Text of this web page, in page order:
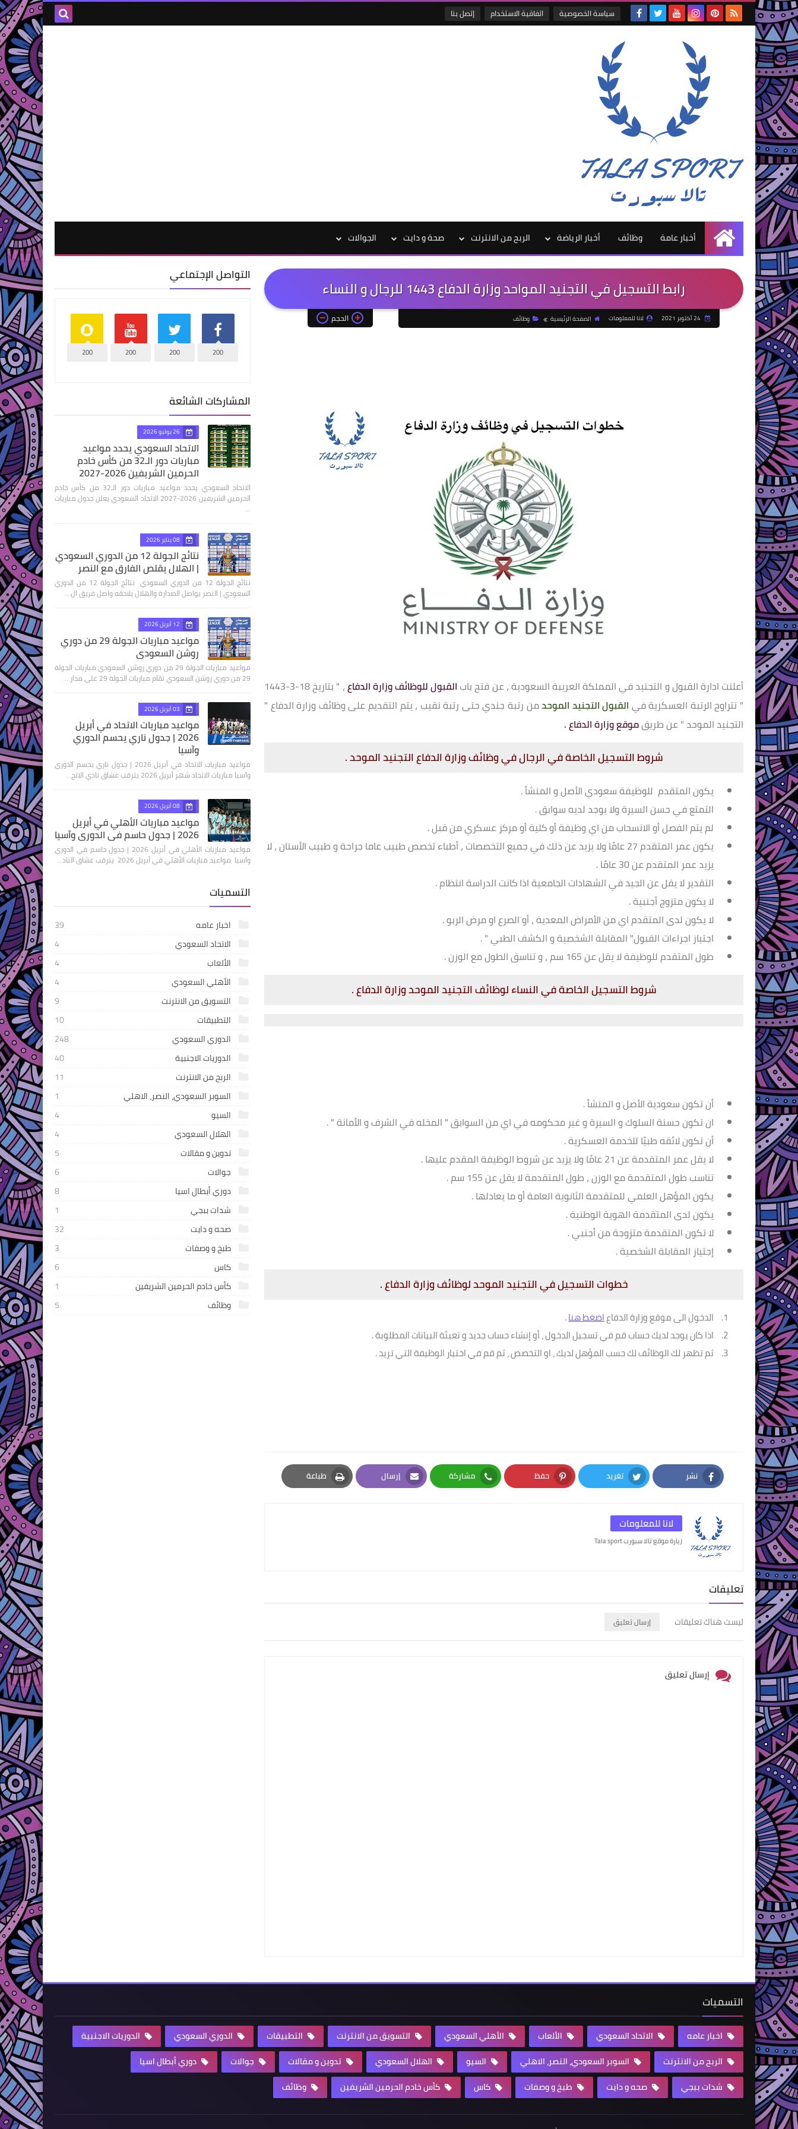
سياسة الخصوصية اتفاقية الاستخدام إتصل بنا
الرئيسية
أخبار عامة وظائف أخبار الرياضة الربح من الانترنت صحة و دايت الجوالات
رابط التسجيل في التجنيد المواحد وزارة الدفاع 1443 للرجال و النساء
24 أكتوبر 2021 لانا للمعلومات الصفحة الرئيسية وظائف الحجم
أعلنت ادارة القبول و التجنيد في المملكة العريبة السعودية ، عن فتح باب القبول للوظائف وزارة الدفاع
، " بتاريخ 18-3-1443
" تتراوح الرتبة العسكرية في القبول التجنيد الموحدمن رتبة جندي حتى رتبة نقيب ، يتم التقديم على وظائف وزارة الدفاع "
التجنيد الموحد " عن طريقموقع وزارة الدفاع .
شروط التسجيل الخاصة في الرجال في وظائف وزارة الدفاع التجنيد الموحد .
يكون المتقدم للوظيفة سعودي الأصل و المنشأ .
التمتع في حسن السيرة ولا يوجد لديه سوابق .
لم يتم الفصل أو الانسحاب من اي وظيفة أو كلية أو مركز عسكري من قبل .
يكون عمر المتقدم 27 عامًا ولا يزيد عن ذلك في جميع التخصصات ، أطباء تخصص طبيب عاما جراحة و طبيب الأسنان ، لا
يزيد عمر المتقدم عن 30 عامًا .
التقدير لا يقل عن الجيد في الشهادات الجامعية اذا كانت الدراسة انتظام .
لا يكون متزوج أجنبية .
لا يكون لدى المتقدم اي من الأمراض المعدية ، أو الصرع او مرض الربو .
اجتياز اجراءات القبول" المقابلة الشخصية و الكشف الطبي " .
طول المتقدم للوظيفة لا يقل عن 165 سم ، و تناسق الطول مع الوزن .
شروط التسجيل الخاصة في النساء لوظائف التجنيد الموحد وزارة الدفاع .
أن تكون سعودية الأصل و المنشأ .
ان تكون حسنة السلوك و السيرة و غير محكومه في اي من السوابق " المخله في الشرف و الأمانة " .
أن تكون لائقه طبيًا للخدمة العسكرية .
لا يقل عمر المتقدمة عن 21 عامًا ولا يزيد عن شروط الوظيفة المقدم عليها .
تناسب طول المتقدمة مع الوزن ، طول المتقدمة لا يقل عن 155 سم .
يكون المؤهل العلمي للمتقدمة الثانوية العامة أو ما يعادلها .
يكون لدى المتقدمة الهوية الوطنية .
لا تكون المتقدمة متزوجة من أجنبي .
إجتياز المقابلة الشخصية .
خطوات التسجيل في التجنيد الموحد لوظائف وزارة الدفاع .
الدخول الى موقع وزارة الدفاعاضغط هنا.
اذا كان يوجد لديك حساب قم في تسجيل الدخول ، أو إنشاء حساب جديد و تعبئة البيانات المطلوبة .
ثم تظهر لك الوظائف لك حسب المؤهل لديك ، او التخصص ، ثم قم في اختيار الوظيفة التي تريد .
نشر
Facebook
تغريد
Twitter
حفظ
Pinterest
مشاركة
Whatsapp
إرسال
Email
طباعة
Print
لانا للمعلومات
زيارة موقع تالا سبورت Tala sport
تعليقات
ليست هناك تعليقات إرسال تعليق
إرسال تعليق
التواصل الإجتماعي
200
200
200
200
المشاركات الشائعة
26 يوليو 2026
الاتحاد السعودي يحدد مواعيد
مباريات دور الـ32 من كأس خادم
الحرمين الشريفين 2026-2027
الاتحاد السعودي يحدد مواعيد مباريات دور الـ32 من كأس خادم
الحرمين الشريفين 2026-2027 الاتحاد السعودي يعلن جدول مباريات
…
08 يناير 2026
نتائج الجولة 12 من الدوري السعودي
| الهلال يقلص الفارق مع النصر
نتائج الجولة 12 من الدوري السعودي نتائج الجولة 12 من الدوري
السعودي | النصر يواصل الصدارة والهلال يلاحقه واصل فريق ال…
12 أبريل 2026
مواعيد مباريات الجولة 29 من دوري
روشن السعودي
مواعيد مباريات الجولة 29 من دوري روشن السعودي مباريات الجولة
29 من دوري روشن السعودي تقام مباريات الجولة 29 على مدار…
03 أبريل 2026
مواعيد مباريات الاتحاد في أبريل
2026 | جدول ناري يحسم الدوري
وآسيا
مواعيد مباريات الاتحاد في أبريل 2026 | جدول ناري يحسم الدوري
وآسيا مباريات الاتحاد شهر أبريل 2026 يترقب عشاق نادي الاتح…
08 أبريل 2026
مواعيد مباريات الأهلي في أبريل
2026 | جدول حاسم في الدوري وآسيا
مواعيد مباريات الأهلي في أبريل 2026 | جدول حاسم في الدوري
وآسيا مواعيد مباريات الأهلي في أبريل 2026 يترقب عشاق الناد…
التسميات
اخبار عامه
39
الاتحاد السعودي
4
الألعاب
4
الأهلي السعودي
4
التسويق من الانترنت
9
التطبيقات
10
الدوري السعودي
248
الدوريات الاجنبية
40
الربح من الانترنت
11
السوبر السعودي، النصر، الاهلي
1
السيو
4
الهلال السعودي
4
تدوين و مقالات
5
جوالات
6
دوري أبطال اسيا
8
شدات ببجي
1
صحه و دايت
32
طبخ و وصفات
3
كاس
6
كأس خادم الحرمين الشريفين
1
وظائف
5
التسميات
اخبار عامه الاتحاد السعودي الألعاب الأهلي السعودي التسويق من الانترنت التطبيقات الدوري السعودي
الدوريات الاجنبية
الربح من الانترنت
السوبر السعودي، النصر، الاهلي السيو الهلال السعودي تدوين و مقالات جوالات
دوري أبطال اسيا
شدات ببجي
صحه و دايت طبخ و وصفات كاس كأس خادم الحرمين الشريفين وظائف